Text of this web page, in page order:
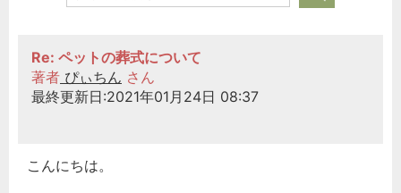
Re: ペットの葬式について
著者 ぴぃちん さん
最終更新日:2021年01月24日 08:37
こんにちは。